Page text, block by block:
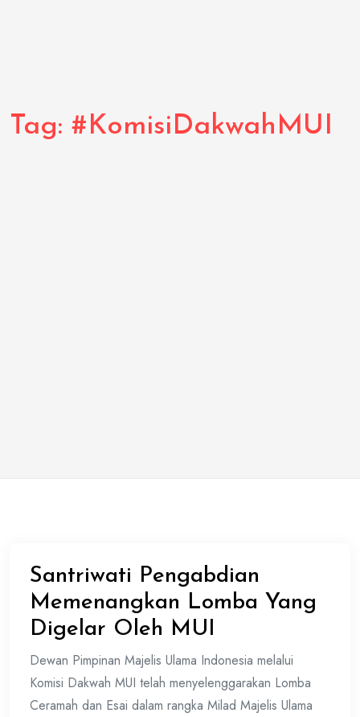
Tag: #KomisiDakwahMUI
Santriwati Pengabdian
Memenangkan Lomba Yang
Digelar Oleh MUI
Dewan Pimpinan Majelis Ulama Indonesia melalui
Komisi Dakwah MUI telah menyelenggarakan Lomba
Ceramah dan Esai dalam rangka Milad Majelis Ulama